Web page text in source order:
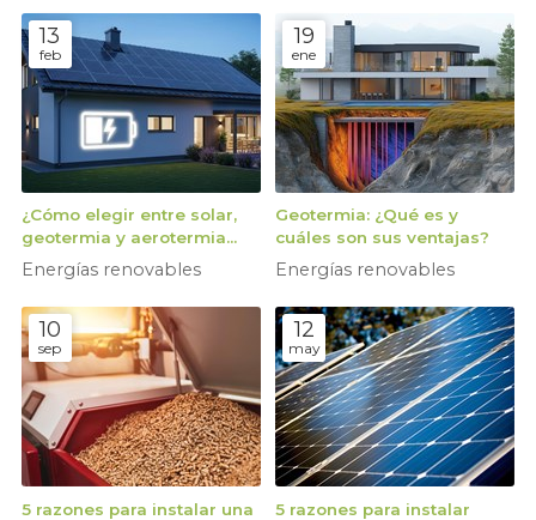
13
feb
¿Cómo elegir entre solar,
geotermia y aerotermia
según las características
de tu vivienda?
Energías renovables
19
ene
Geotermia: ¿Qué es y
cuáles son sus ventajas?
Energías renovables
10
sep
5 razones para instalar una
12
may
5 razones para instalar